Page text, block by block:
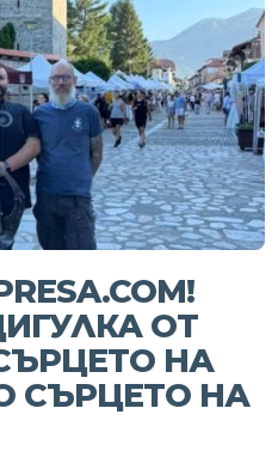
ОТ
НА
СЪРЦЕТО НА